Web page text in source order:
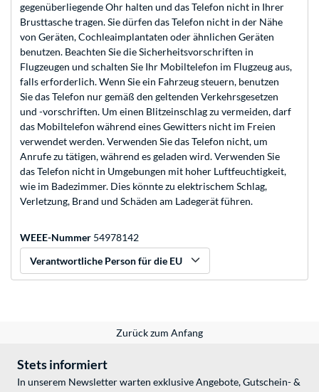
gegenüberliegende Ohr halten und das Telefon nicht in Ihrer
Brusttasche tragen. Sie dürfen das Telefon nicht in der Nähe
von Geräten, Cochleaimplantaten oder ähnlichen Geräten
benutzen. Beachten Sie die Sicherheitsvorschriften in
Flugzeugen und schalten Sie Ihr Mobiltelefon im Flugzeug aus,
falls erforderlich. Wenn Sie ein Fahrzeug steuern, benutzen
Sie das Telefon nur gemäß den geltenden Verkehrsgesetzen
und -vorschriften. Um einen Blitzeinschlag zu vermeiden, darf
das Mobiltelefon während eines Gewitters nicht im Freien
verwendet werden. Verwenden Sie das Telefon nicht, um
Anrufe zu tätigen, während es geladen wird. Verwenden Sie
das Telefon nicht in Umgebungen mit hoher Luftfeuchtigkeit,
wie im Badezimmer. Dies könnte zu elektrischem Schlag,
Verletzung, Brand und Schäden am Ladegerät führen.
WEEE-Nummer 54978142
Verantwortliche Person für die EU
Zurück zum Anfang
Stets informiert
In unserem Newsletter warten exklusive Angebote, Gutschein- &